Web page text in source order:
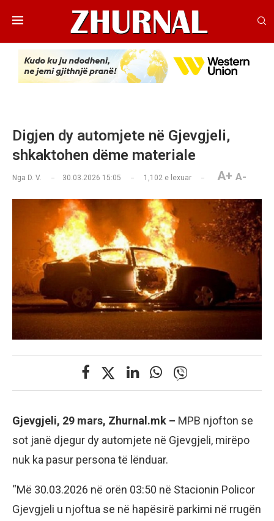
Digjen dy automjete në Gjevgjeli,
shkaktohen dëme materiale
Nga D. V. 30.03.2026 15:05 1,102 e lexuar A+ A-
Gjevgjeli, 29 mars, Zhurnal.mk – MPB njofton se
sot janë djegur dy automjete në Gjevgjeli, mirëpo
nuk ka pasur persona të lënduar.
“Më 30.03.2026 në orën 03:50 në Stacionin Policor
Gjevgjeli u njoftua se në hapësirë parkimi në rrugën